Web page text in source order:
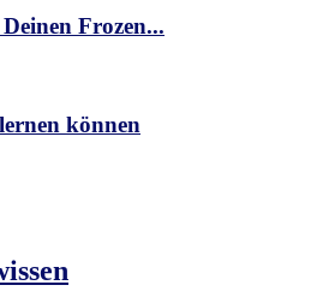
Frozen...
können